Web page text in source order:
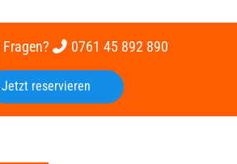
0761 45 892 890
Jetzt reservieren